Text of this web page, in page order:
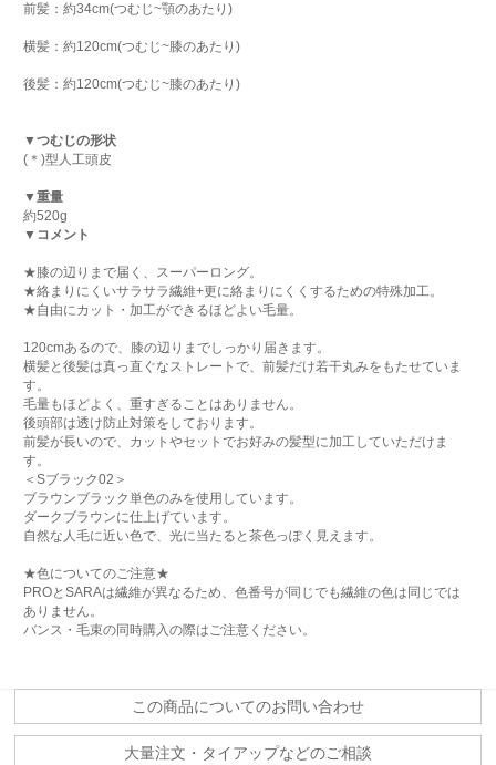
前髪：約34cm(つむじ~顎のあたり)
横髪：約120cm(つむじ~膝のあたり)
後髪：約120cm(つむじ~膝のあたり)
▼つむじの形状
(＊)型人工頭皮
▼重量
約520g
▼コメント
★膝の辺りまで届く、スーパーロング。
★絡まりにくいサラサラ繊維+更に絡まりにくくするための特殊加工。
★自由にカット・加工ができるほどよい毛量。
120cmあるので、膝の辺りまでしっかり届きます。
横髪と後髪は真っ直ぐなストレートで、前髪だけ若干丸みをもたせていま
す。
毛量もほどよく、重すぎることはありません。
後頭部は透け防止対策をしております。
前髪が長いので、カットやセットでお好みの髪型に加工していただけま
す。
＜Sブラック02＞
ブラウンブラック単色のみを使用しています。
ダークブラウンに仕上げています。
自然な人毛に近い色で、光に当たると茶色っぽく見えます。
★色についてのご注意★
PROとSARAは繊維が異なるため、色番号が同じでも繊維の色は同じでは
ありません。
バンス・毛束の同時購入の際はご注意ください。
この商品についてのお問い合わせ
大量注文・タイアップなどのご相談